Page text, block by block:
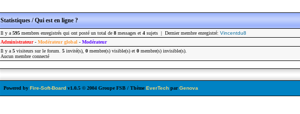
Statistiques / Qui est en ligne ?
Il y a 595 membres enregistrés qui ont posté un total de 8 messages et 4 sujets | Dernier membre enregistré: Vincentdu8
Administrateur- Modérateur global - Modérateur
Il y a 5 visiteurs sur le forum. 5 invité(s), 0 membre(s) visible(s) et 0 membre(s) invisible(s).
Aucun membre connecté
Powered by Fire-Soft-Board v1.0.5 © 2004 Groupe FSB / Thème EverTech parGenova